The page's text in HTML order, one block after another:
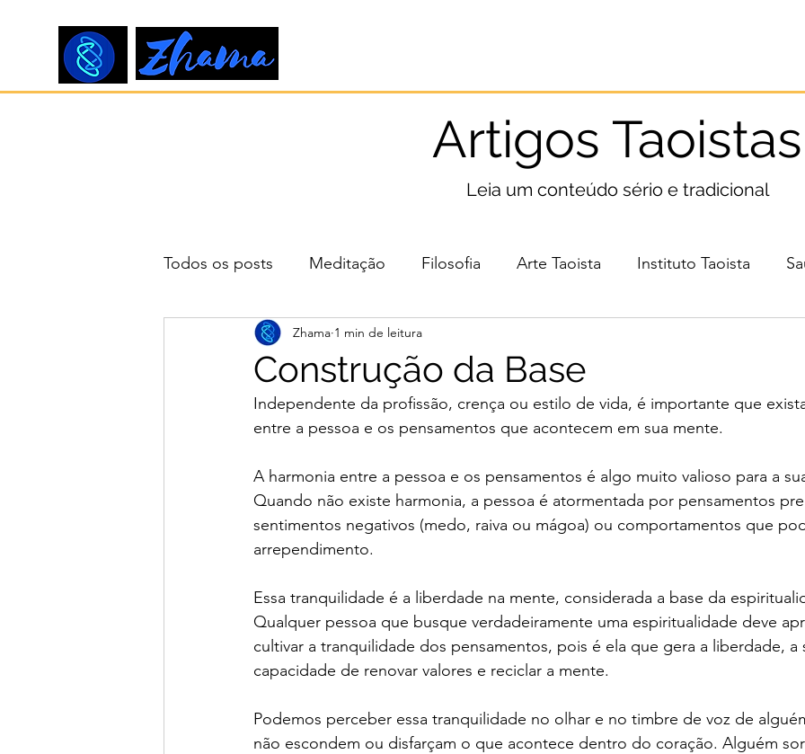
Artigos Taoistas
Leia um conteúdo sério e tradicional
Todos os posts Meditação Filosofia Arte Taoista Instituto Taoista
Construção da Base
Zhama 1 min de leitura
Independente da profissão, crença ou estilo de vida, é importante que
entre a pessoa e os pensamentos que acontecem em sua mente.
A harmonia entre a pessoa e os pensamentos é algo muito valioso para a
Quando não existe harmonia, a pessoa é atormentada por pensamentos
sentimentos negativos (medo, raiva ou mágoa) ou comportamentos que
arrependimento.
Essa tranquilidade é a liberdade na mente, considerada a base da
Qualquer pessoa que busque verdadeiramente uma espiritualidade deve
cultivar a tranquilidade dos pensamentos, pois é ela que gera a liberdade, a
capacidade de renovar valores e reciclar a mente.
Podemos perceber essa tranquilidade no olhar e no timbre de voz de
não escondem ou disfarçam o que acontece dentro do coração. Alguém